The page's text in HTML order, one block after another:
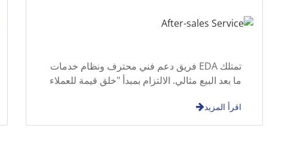
تمتلك EDA فريق دعم فني محترف ونظام خدمات
ما بعد البيع مثالي. الالتزام بمبدأ "خلق قيمة للعملاء
اقرأ المزيد